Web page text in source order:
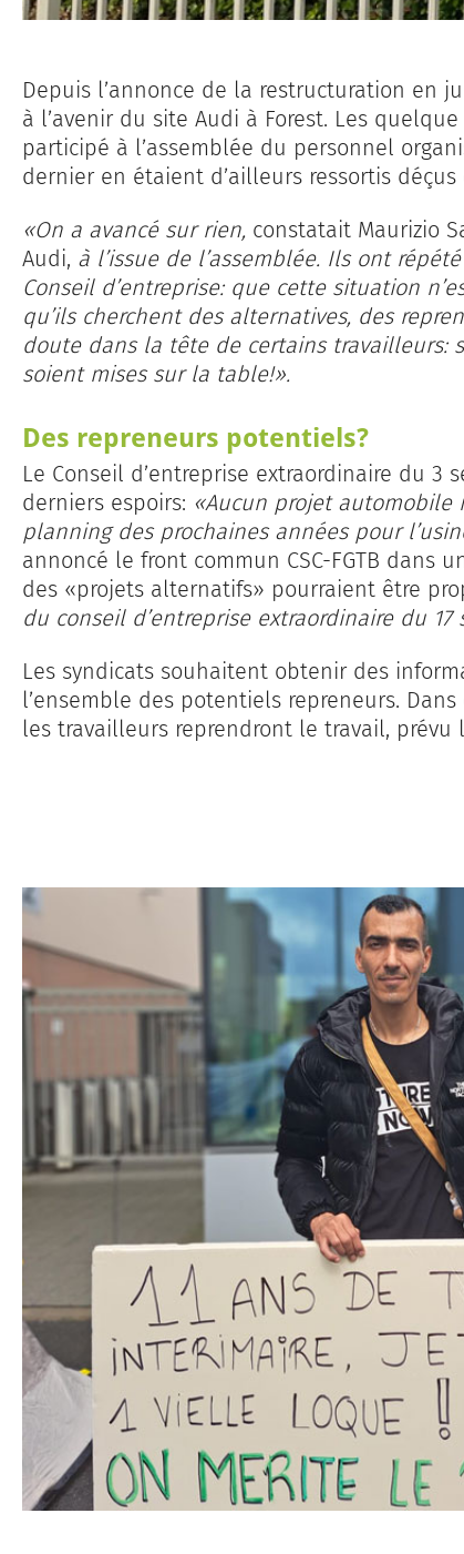
Depuis l’annonce de la restructuration en
à l’avenir du site Audi à Forest. Les
participé à l’assemblée du personnel
dernier en étaient d’ailleurs ressortis
«On a avancé sur rien, constatait Maurizio
Audi, à l’issue de l’assemblée. Ils ont
Conseil d’entreprise: que cette situation
qu’ils cherchent des alternatives, des
doute dans la tête de certains travailleurs:
soient mises sur la table!».
Des repreneurs potentiels?
Le Conseil d’entreprise extraordinaire du
derniers espoirs: «Aucun projet automobile
planning des prochaines années pour
annoncé le front commun CSC-FGTB dans
des «projets alternatifs» pourraient être
du conseil d’entreprise extraordinaire du 17
Les syndicats souhaitent obtenir des
l’ensemble des potentiels repreneurs.
les travailleurs reprendront le travail,